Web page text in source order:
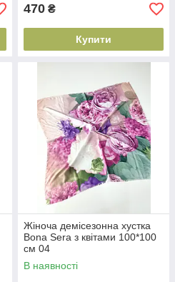
470 ₴
Купити
Жіноча демісезонна хустка
Bona Sera з квітами 100*100
см 04
В наявності